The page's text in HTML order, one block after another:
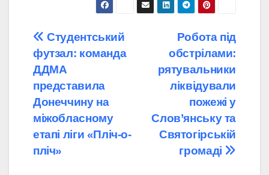
Навігація
записів
Робота під
обстрілами:
рятувальники
ліквідували
пожежі у
Слов’янську та
Святогірській
громаді
Студентський
футзал: команда
ДДМА
представила
Донеччину на
міжобласному
етапі ліги «Пліч-о-
пліч»